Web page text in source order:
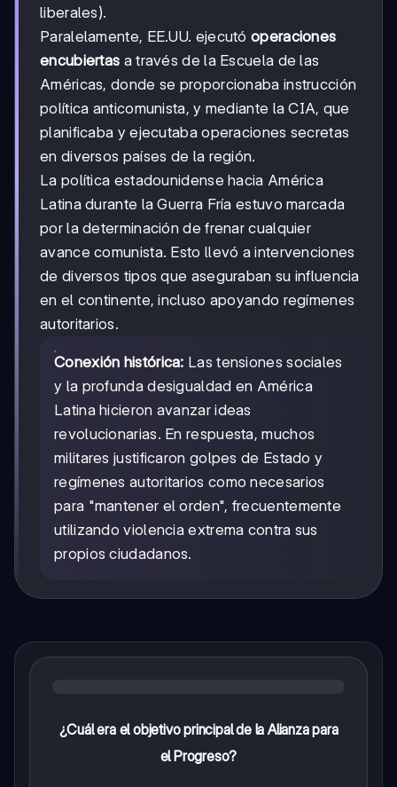
liberales).
Paralelamente, EE.UU. ejecutó operaciones
encubiertas a través de la Escuela de las
Américas, donde se proporcionaba instrucción
política anticomunista, y mediante la CIA, que
planificaba y ejecutaba operaciones secretas
en diversos países de la región.
La política estadounidense hacia América
Latina durante la Guerra Fría estuvo marcada
por la determinación de frenar cualquier
avance comunista. Esto llevó a intervenciones
de diversos tipos que aseguraban su influencia
en el continente, incluso apoyando regímenes
autoritarios.
Conexión histórica: Las tensiones sociales
y la profunda desigualdad en América
Latina hicieron avanzar ideas
revolucionarias. En respuesta, muchos
militares justificaron golpes de Estado y
regímenes autoritarios como necesarios
para "mantener el orden", frecuentemente
utilizando violencia extrema contra sus
propios ciudadanos.
¿Cuál era el objetivo principal de la Alianza para
el Progreso?